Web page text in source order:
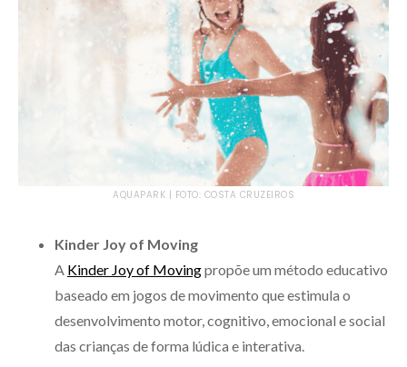
AQUAPARK | FOTO: COSTA CRUZEIROS
Kinder Joy of Moving
A Kinder Joy of Movingpropõe um método educativo
baseado em jogos de movimento que estimula o
desenvolvimento motor, cognitivo, emocional e social
das crianças de forma lúdica e interativa.